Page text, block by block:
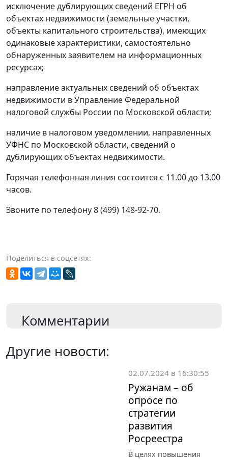
исключение дублирующих сведений ЕГРН об
объектах недвижимости (земельные участки,
объекты капитального строительства), имеющих
одинаковые характеристики, самостоятельно
обнаруженных заявителем на информационных
ресурсах;
направление актуальных сведений об объектах
недвижимости в Управление Федеральной
налоговой службы России по Московской области;
наличие в налоговом уведомлении, направленных
УФНС по Московской области, сведений о
дублирующих объектах недвижимости.
Горячая телефонная линия состоится с 11.00 до 13.00
часов.
Звоните по телефону 8 (499) 148-92-70.
Поделиться в соцсетях:
Комментарии
Другие новости:
02.07.2024 в 16:30:55
Ружанам – об
опросе по
стратегии
развития
Росреестра
В целях повышения